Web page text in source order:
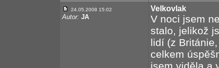
24.05.2008 15:02
Autor: JA
Velkovlak
V noci jsem
stalo, jelikož
lidí (z
celkem